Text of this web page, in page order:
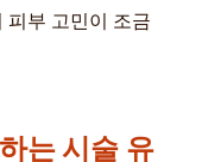
피부 고민이 조금
는 시술 유